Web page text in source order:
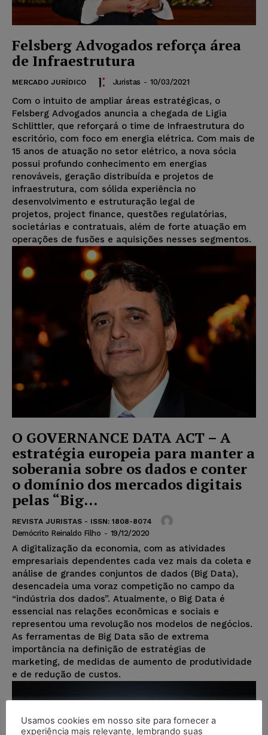
Felsberg Advogados reforça área
de Infraestrutura
MERCADO JURÍDICO Juristas - 10/03/2021
Com o intuito de ampliar áreas estratégicas, o
Felsberg Advogados anuncia a chegada de Ligia
Schlittler, que reforçará o time de Infraestrutura do
escritório, com foco em energia elétrica. Com mais de
15 anos de atuação no setor elétrico, a nova sócia
possui profundo conhecimento em energias
renováveis, geração distribuída e projetos de
infraestrutura, com sólida experiência no
desenvolvimento e estruturação legal de
projetos, project finance, questões regulatórias,
societárias e contratuais, além de forte atuação em
operações de fusões e aquisições nesses segmentos.
O GOVERNANCE DATA ACT – A
estratégia europeia para manter a
soberania sobre os dados e conter
o domínio dos mercados digitais
pelas “Big...
REVISTA JURISTAS - ISSN: 1808-8074
Demócrito Reinaldo Filho - 19/12/2020
A digitalização da economia, com as atividades
empresariais dependentes cada vez mais da coleta e
análise de grandes conjuntos de dados (Big Data),
desencadeia uma voraz competição no campo da
“indústria dos dados”. Atualmente, o Big Data é
essencial nas relações econômicas e sociais e
representou uma revolução nos modelos de negócios.
As ferramentas de Big Data são de extrema
importância na definição de estratégias de
marketing, de medidas de aumento de produtividade
e de redução de custos.
Usamos cookies em nosso site para fornecer a
experiência mais relevante, lembrando suas